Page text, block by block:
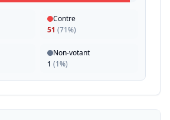
Contre
51 (71%)
Non-votant
1 (1%)